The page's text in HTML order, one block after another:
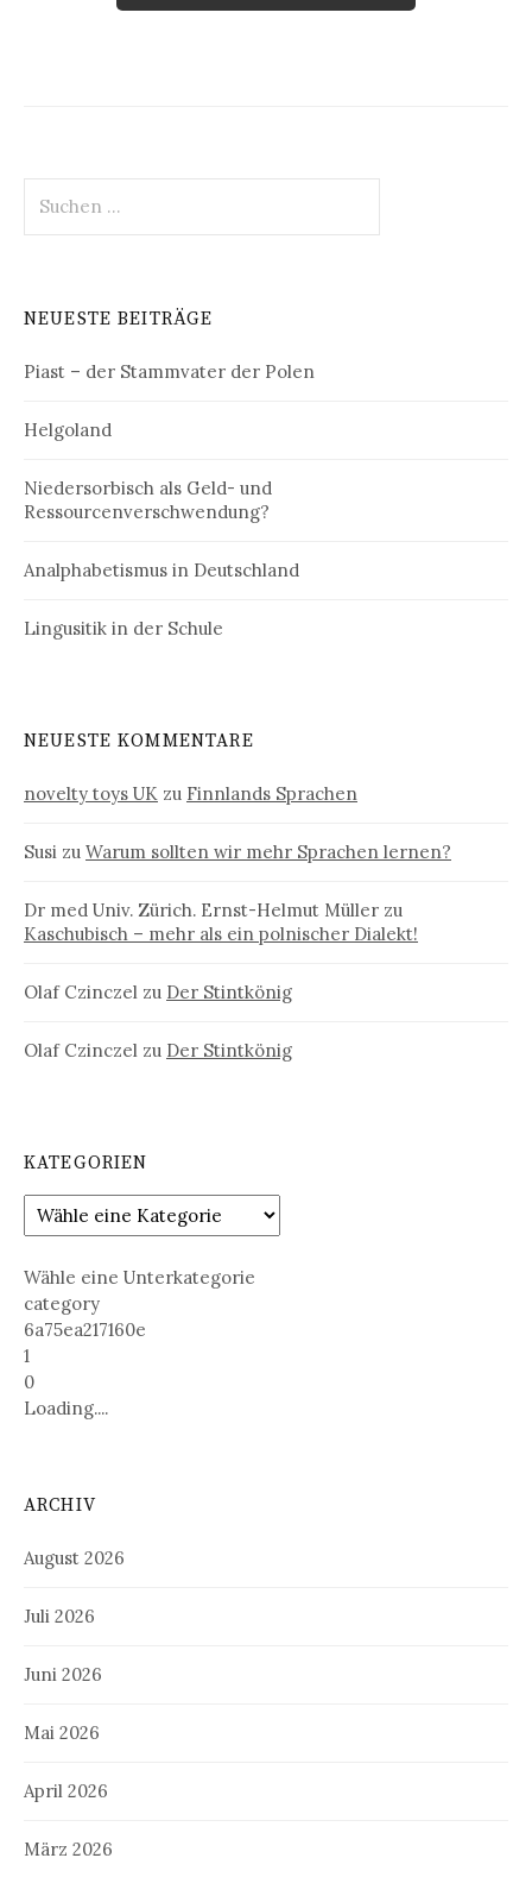
nach:
NEUESTE BEITRÄGE
Piast – der Stammvater der Polen
Helgoland
Niedersorbisch als Geld- und
Ressourcenverschwendung?
Analphabetismus in Deutschland
Lingusitik in der Schule
NEUESTE KOMMENTARE
novelty toys UK zu Finnlands Sprachen
Susi zu Warum sollten wir mehr Sprachen lernen?
Dr med Univ. Zürich. Ernst-Helmut Müller zu
Kaschubisch – mehr als ein polnischer Dialekt!
Olaf Czinczel zu Der Stintkönig
Olaf Czinczel zu Der Stintkönig
KATEGORIEN
Wähle eine Unterkategorie
category
6a75ea217160e
1
0
Loading....
ARCHIV
August 2026
Juli 2026
Juni 2026
Mai 2026
April 2026
März 2026